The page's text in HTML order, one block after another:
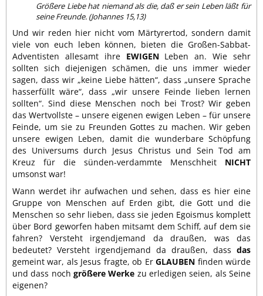
Größere Liebe hat niemand als die, daß er sein Leben läßt für
seine Freunde. (Johannes 15,13)
Und wir reden hier nicht vom Märtyrertod, sondern damit
viele von euch leben können, bieten die Großen-Sabbat-
Adventisten allesamt ihre EWIGENLeben an. Wie sehr
sollten sich diejenigen schämen, die uns immer wieder
sagen, dass wir „keine Liebe hätten“, dass „unsere Sprache
hasserfüllt wäre“, dass „wir unsere Feinde lieben lernen
sollten“. Sind diese Menschen noch bei Trost? Wir geben
das Wertvollste – unsere eigenen ewigen Leben – für unsere
Feinde, um sie zu Freunden Gottes zu machen. Wir geben
unsere ewigen Leben, damit die wunderbare Schöpfung
des Universums durch Jesus Christus und Sein Tod am
Kreuz für die sünden-verdammte Menschheit NICHT
umsonst war!
Wann werdet ihr aufwachen und sehen, dass es hier eine
Gruppe von Menschen auf Erden gibt, die Gott und die
Menschen so sehr lieben, dass sie jeden Egoismus komplett
über Bord geworfen haben mitsamt dem Schiff, auf dem sie
fahren? Versteht irgendjemand da draußen, was das
bedeutet? Versteht irgendjemand da draußen, dass das
gemeint war, als Jesus fragte, ob ErGLAUBEN finden würde
und dass noch größere Werke zu erledigen seien, als Seine
eigenen?